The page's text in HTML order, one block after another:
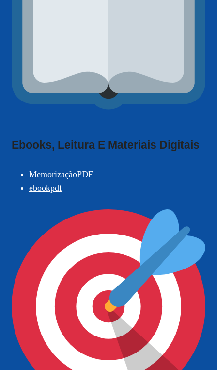
Ebooks, Leitura E Materiais Digitais
MemorizaçãoPDF
ebookpdf